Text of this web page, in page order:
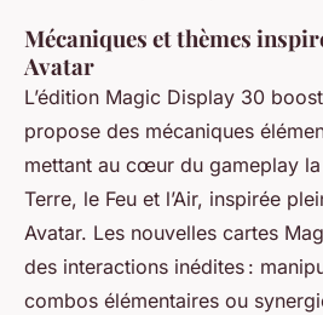
Mécaniques et thèmes
Avatar
L’édition Magic Display 30
propose des mécaniques
mettant au cœur du gameplay la
Terre, le Feu et l’Air, inspirée
Avatar. Les nouvelles cartes
des interactions inédites :
combos élémentaires ou